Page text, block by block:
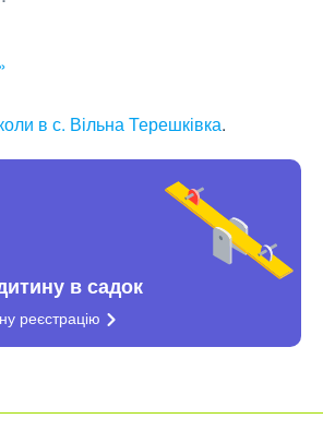
в с. Вільна Терешківка.
в садок
реєстрацію